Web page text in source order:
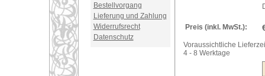
Bestellvorgang
Lieferung und Zahlung
Widerrufsrecht
Datenschutz
Preis (inkl. MwSt.):
Voraussichtliche
4 - 8 Werktage